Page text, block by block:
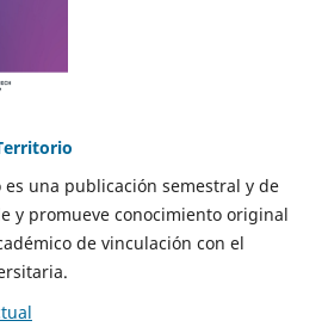
una publicación semestral y de
y promueve conocimiento original
de vinculación con el